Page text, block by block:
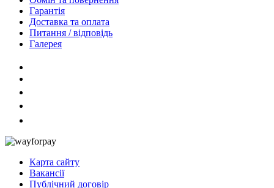
Гарантія
Доставка та оплата
Питання / відповідь
Галерея
Карта сайту
Вакансії
Публічний договір